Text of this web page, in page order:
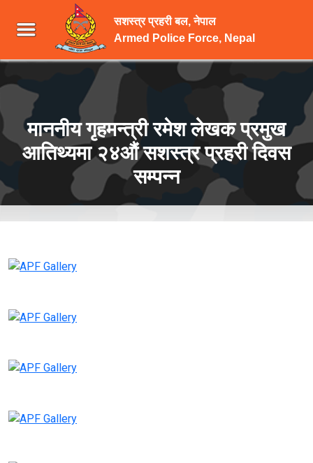
सशस्त्र प्रहरी बल, नेपाल
Armed Police Force, Nepal
माननीय गृहमन्त्री रमेश लेखक प्रमुख
आतिथ्यमा २४औं सशस्त्र प्रहरी दिवस
सम्पन्न